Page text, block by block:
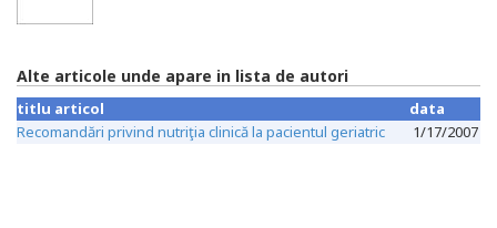
Alte articole unde apare in lista de autori
titlu articol
data
Recomandări privind nutriţia clinică la pacientul geriatric
1/17/2007